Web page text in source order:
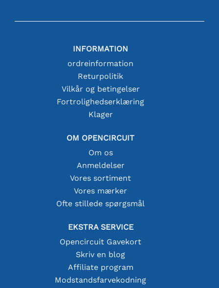
INFORMATION
ordreinformation
Returpolitik
Vilkår og betingelser
Fortrolighedserklæring
Klager
OM OPENCIRCUIT
Om os
Anmeldelser
Vores sortiment
Vores mærker
Ofte stillede spørgsmål
EKSTRA SERVICE
Opencircuit Gavekort
Skriv en blog
Affiliate program
Modstandsfarvekodning